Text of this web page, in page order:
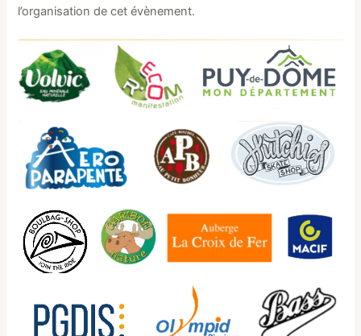
l’organisation de cet évènement.